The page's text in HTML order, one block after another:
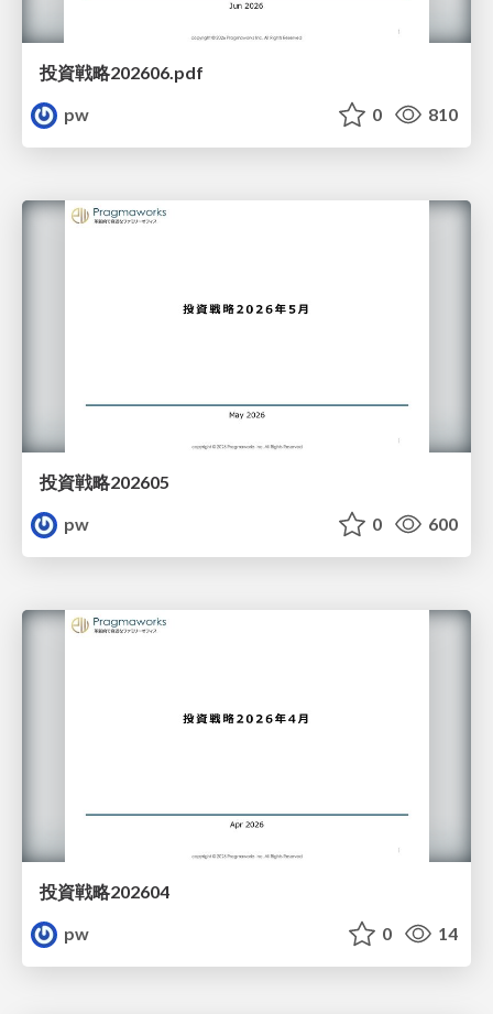
投資戦略202606.pdf
pw
0 810
投資戦略202605
pw
0 600
投資戦略202604
pw
0 14